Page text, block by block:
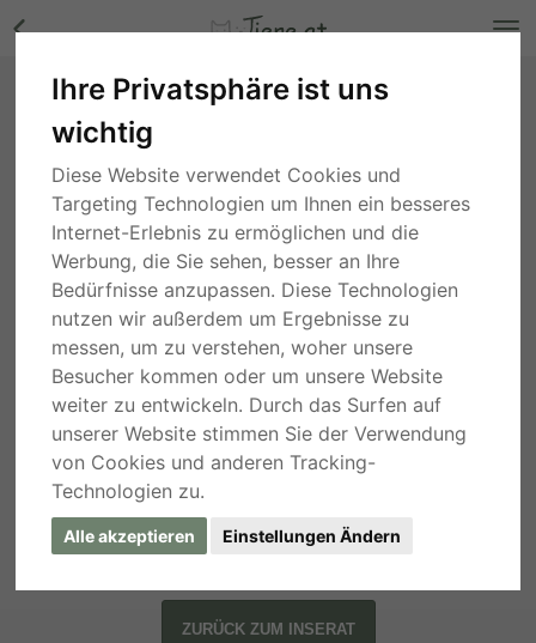
Ihre Privatsphäre ist uns
wichtig
Diese Website verwendet Cookies und
Targeting Technologien um Ihnen ein besseres
Internet-Erlebnis zu ermöglichen und die
Werbung, die Sie sehen, besser an Ihre
Bedürfnisse anzupassen. Diese Technologien
nutzen wir außerdem um Ergebnisse zu
messen, um zu verstehen, woher unsere
Besucher kommen oder um unsere Website
weiter zu entwickeln. Durch das Surfen auf
unserer Website stimmen Sie der Verwendung
von Cookies und anderen Tracking-
Technologien zu.
Alle akzeptieren Einstellungen Ändern
Pensionsplätze für Pferde Bilder
Niederösterreich, vor 4 Jahren
ZURÜCK ZUM INSERAT